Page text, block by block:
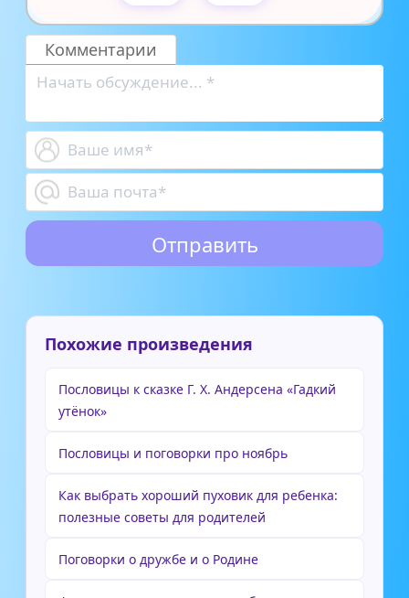
Комментарии
Похожие произведения
Пословицы к сказке Г. Х. Андерсена «Гадкий
утёнок»
Пословицы и поговорки про ноябрь
Как выбрать хороший пуховик для ребенка:
полезные советы для родителей
Поговорки о дружбе и о Родине